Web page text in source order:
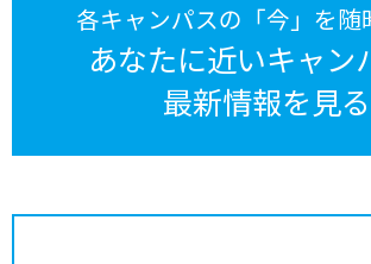
各キャンパスの「今」を随
あなたに近いキャン
最新情報を見る